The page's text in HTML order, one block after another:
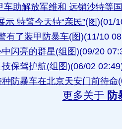
车助解放军维和 远销沙特等国
示 特警今天特“亲民”(图)(01/
有了装甲防暴车(图)(11/10
闪亮的群星(组图)(09/20
保驾护航(组图)(06/02
防暴车在北京天安门前待命
更多关于 防